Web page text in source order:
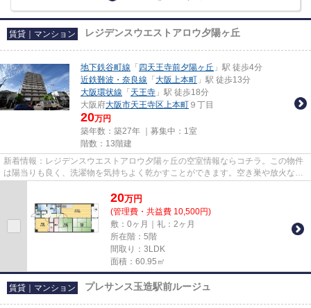
賃貸｜マンション レジデンスウエストアロウ夕陽ヶ丘
地下鉄谷町線 「 四天王寺前夕陽ヶ丘 」駅 徒歩4分
近鉄難波・奈良線 「 大阪上本町 」駅 徒歩13分
大阪環状線 「 天王寺 」駅 徒歩18分
大阪府大阪市天王寺区上本町 ９丁目
20万円
築年数：築27年 ｜募集中： 1室
階数：13階建
新着情報：レジデンスウエストアロウ夕陽ヶ丘の空室情報ならコチラ。この物件
は陽当りも良く、洗濯物を気持ちよく乾かすことができます。空き巣や放火など
20万円
(管理費・共益費 10,500円)
敷：0ヶ月｜礼：2ヶ月
所在階：5階
間取り：3LDK
面積：60.95㎡
賃貸｜マンション プレサンス玉造駅前ルージュ